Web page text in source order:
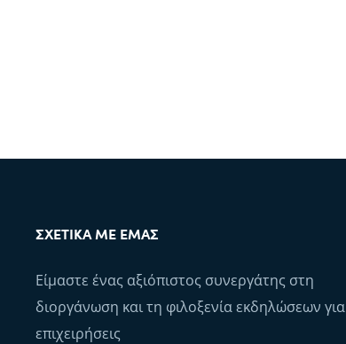
ΣΧΕΤΙΚΆ ΜΕ ΕΜΆΣ
Είμαστε ένας αξιόπιστος συνεργάτης στη
διοργάνωση και τη φιλοξενία εκδηλώσεων για
επιχειρήσεις